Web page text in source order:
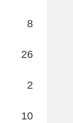
8
26
2
10